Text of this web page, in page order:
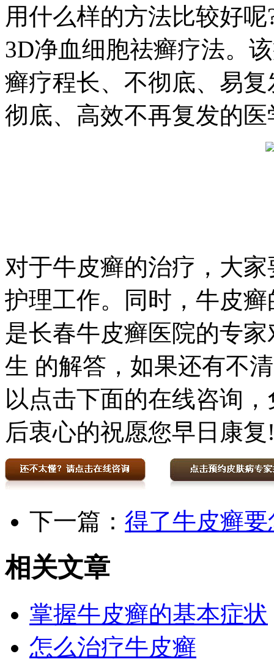
用什么样的方法比较好
3D净血细胞祛癣疗法。
癣疗程长、不彻底、易
彻底、高效不再复发的
对于牛皮癣的治疗，大
护理工作。同时，牛皮
是长春牛皮癣医院的专
生 的解答，如果还有不
以点击下面的在线咨询
后衷心的祝愿您早日康复
下一篇： 得了牛皮癣
相关文章
掌握牛皮癣的基本症状
怎么治疗牛皮癣